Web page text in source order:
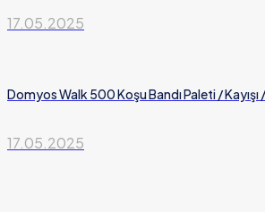
17.05.2025
Domyos Walk 500 Koşu Bandı Paleti / Kayışı
17.05.2025